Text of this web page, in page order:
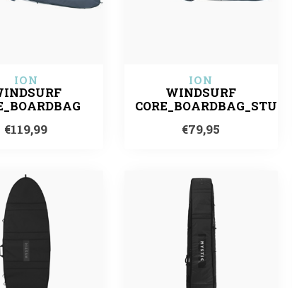
ION
€119,99
ION
WINDSURF
€79,95